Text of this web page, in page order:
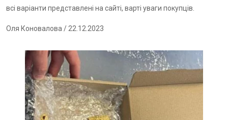
всі варіанти представлені на сайті, варті уваги покупців.
Оля Коновалова / 22.12.2023